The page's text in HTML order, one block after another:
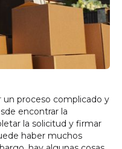
un proceso complicado y
encontrar la
la solicitud y firmar
haber muchos